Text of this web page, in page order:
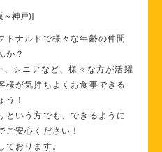
～神戸)]
ドナルドで様々な年齢の仲間
か？
シニアなど、様々な方が活躍
様が気持ちよくお食事できる
う！
という方でも、できるように
ご安心ください！
ております。